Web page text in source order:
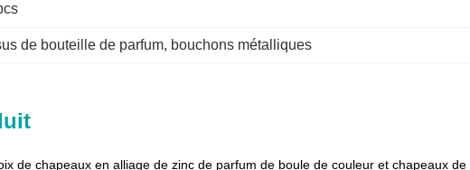
de bouteille de parfum, bouchons métalliques
de chapeaux en alliage de zinc de parfum de boule de couleur et chapeaux